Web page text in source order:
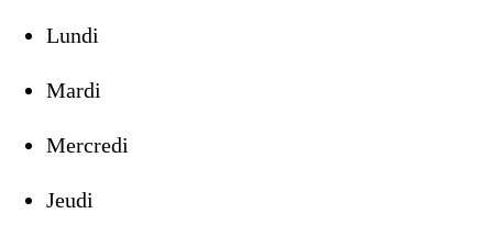
Lundi
Mardi
Mercredi
Jeudi